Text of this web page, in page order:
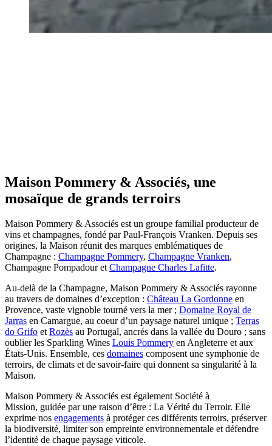
préservant la nature, la biodiversité et
l’âme des terroirs.
Maison Pommery & Associés, une
mosaïque de grands terroirs
Maison Pommery & Associés est un groupe familial producteur de
vins et champagnes, fondé par Paul-François Vranken. Depuis ses
origines, la Maison réunit des marques emblématiques de
Champagne : Champagne Pommery, Champagne Vranken,
Champagne Pompadour etChampagne Charles Lafitte.
Au-delà de la Champagne, Maison Pommery & Associés rayonne
au travers de domaines d’exception : Château La Gordonne en
Provence, vaste vignoble tourné vers la mer ; Domaine Royal de
Jarras en Camargue, au coeur d’un paysage naturel unique ; Terras
do Grifo etRozès au Portugal, ancrés dans la vallée du Douro ; sans
oublier les Sparkling Wines Louis Pommery en Angleterre et aux
États-Unis. Ensemble, ces domaines composent une symphonie de
terroirs, de climats et de savoir-faire qui donnent sa singularité à la
Maison.
Maison Pommery & Associés est également Société à
Mission, guidée par une raison d’être : La Vérité du Terroir. Elle
exprime nos engagements à protéger ces différents terroirs, préserver
la biodiversité, limiter son empreinte environnementale et défendre
l’identité de chaque paysage viticole.